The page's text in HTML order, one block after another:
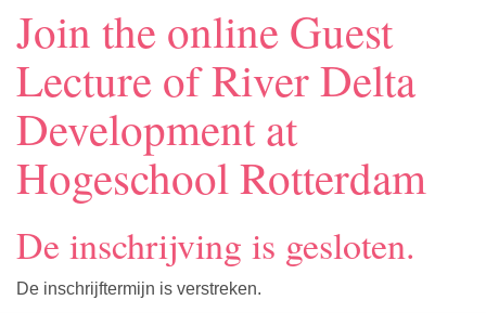
Join the online Guest
Lecture of River Delta
Development at
Hogeschool Rotterdam
De inschrijving is gesloten.
De inschrijftermijn is verstreken.